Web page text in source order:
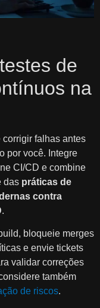
de
na
corrigir falhas antes
por você. Integre
CI/CD e combine
das práticas de
contra
.
bloqueie merges
e envie tickets
validar correções
também
de riscos.